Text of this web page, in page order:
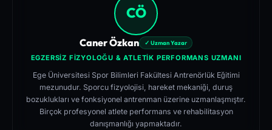
CÖ
Caner Özkan ✓ Uzman Yazar
EGZERSIZ FIZYOLOĞU & ATLETIK PERFORMANS UZMANI
Ege Üniversitesi Spor Bilimleri Fakültesi Antrenörlük Eğitimi
mezunudur. Sporcu fizyolojisi, hareket mekaniği, duruş
bozuklukları ve fonksiyonel antrenman üzerine uzmanlaşmıştır.
Birçok profesyonel atlete performans ve rehabilitasyon
danışmanlığı yapmaktadır.